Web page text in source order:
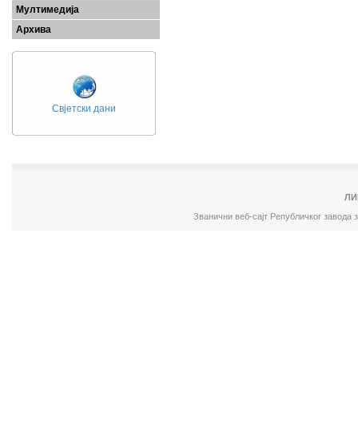
Мултимедија
Архива
Свјетски дани
Званични веб-сајт Републичког